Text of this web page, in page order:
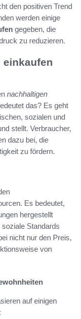
den positiven Trend
werden einige
gegeben, die
zu reduzieren.
einkaufen
nachhaltigen
das? Es geht
sozialen und
stellt. Verbraucher,
dazu bei, die
zu fördern.
Es bedeutet,
hergestellt
Standards
nicht nur den Preis,
von
auf einigen